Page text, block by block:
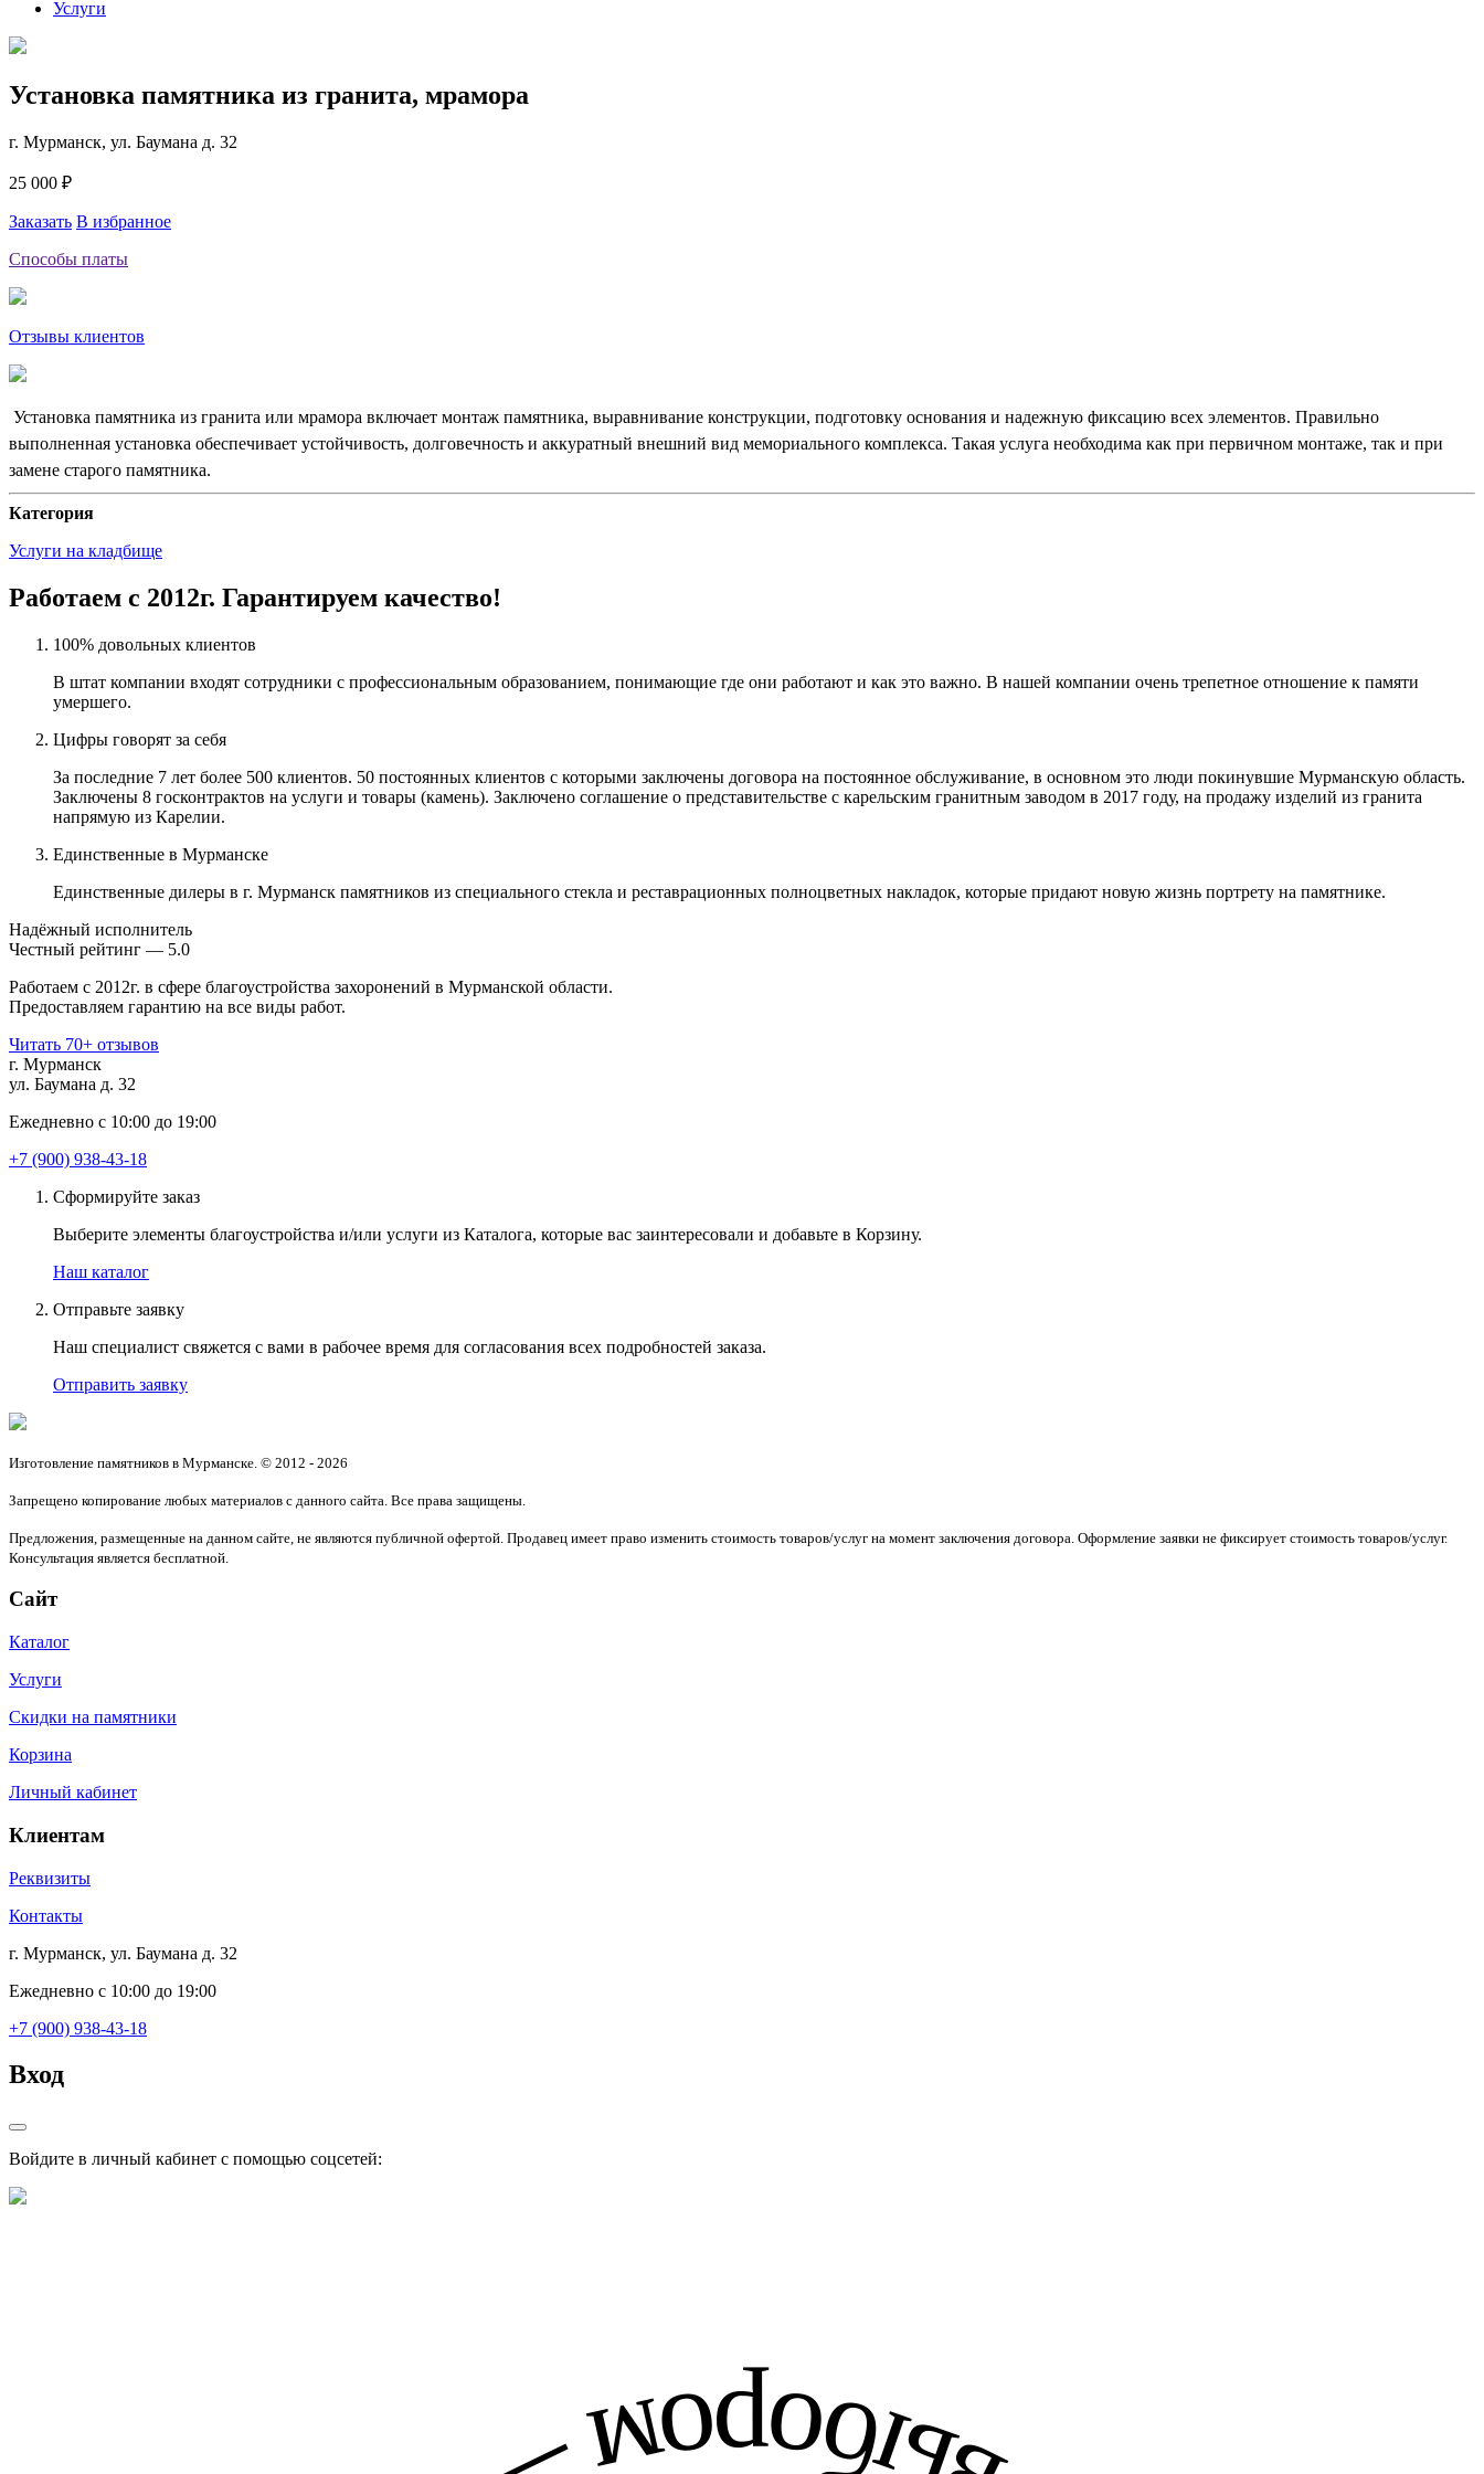
Услуги
Установка памятника из гранита, мрамора
г. Мурманск, ул. Баумана д. 32
25 000 ₽
Заказать В избранное
Способы платы
Отзывы клиентов
Установка памятника из гранита или мрамора включает монтаж памятника, выравнивание конструкции, подготовку основания и надежную фиксацию всех элементов. Правильно
выполненная установка обеспечивает устойчивость, долговечность и аккуратный внешний вид мемориального комплекса. Такая услуга необходима как при первичном монтаже, так и при
замене старого памятника.
Категория
Услуги на кладбище
Работаем с 2012г. Гарантируем качество!
100% довольных клиентов
В штат компании входят сотрудники с профессиональным образованием, понимающие где они работают и как это важно. В нашей компании очень трепетное отношение к памяти
умершего.
Цифры говорят за себя
За последние 7 лет более 500 клиентов. 50 постоянных клиентов с которыми заключены договора на постоянное обслуживание, в основном это люди покинувшие Мурманскую область.
Заключены 8 госконтрактов на услуги и товары (камень). Заключено соглашение о представительстве с карельским гранитным заводом в 2017 году, на продажу изделий из гранита
напрямую из Карелии.
Единственные в Мурманске
Единственные дилеры в г. Мурманск памятников из специального стекла и реставрационных полноцветных накладок, которые придают новую жизнь портрету на памятнике.
Надёжный исполнитель
Чеcтный рейтинг — 5.0
Работаем с 2012г. в сфере благоустройства захоронений в Мурманской области.
Предоставляем гарантию на все виды работ.
Читать 70+ отзывов
г. Мурманск
ул. Баумана д. 32
Ежедневно с 10:00 до 19:00
+7 (900) 938-43-18
Сформируйте заказ
Выберите элементы благоустройства и/или услуги из Каталога, которые вас заинтересовали и добавьте в Корзину.
Наш каталог
Отправьте заявку
Наш специалист свяжется с вами в рабочее время для согласования всех подробностей заказа.
Отправить заявку
Изготовление памятников в Мурманске. © 2012 - 2026
Запрещено копирование любых материалов с данного сайта. Все права защищены.
Предложения, размещенные на данном сайте, не являются публичной офертой. Продавец имеет право изменить стоимость товаров/услуг на момент заключения договора. Оформление заявки не фиксирует стоимость товаров/услуг.
Консультация является бесплатной.
Сайт
Каталог
Услуги
Скидки на памятники
Корзина
Личный кабинет
Клиентам
Реквизиты
Контакты
г. Мурманск, ул. Баумана д. 32
Ежедневно с 10:00 до 19:00
+7 (900) 938-43-18
Вход
Войдите в личный кабинет с помощью соцсетей: